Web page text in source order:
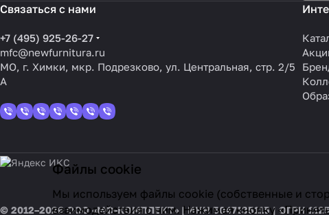
Связаться с нами
+7 (495) 925-26-27
mfc@newfurnitura.ru
МО, г. Химки, мкр. Подрезково, ул. Центральная, стр. 2/5
А
© 2012–2026 ООО «МФ-КОМПЛЕКТ» | ИНН 5047135115 | ОГРН
Файлы cookie
Мы используем файлы cookie (собственные и
взаимодействия с ним. Нажимая кнопку